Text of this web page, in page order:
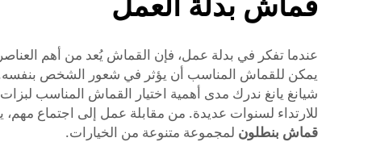
عندما تفكر في بدلة عمل، فإن القماش يُعد من أهم
يمكن للقماش المناسب أن يؤثر في شعور الشخص بنفسه. إن
شيانغ يانغ ندرك مدى أهمية اختيار القماش المناسب
للارتداء لسنوات عديدة. من مقابلة عمل إلى اجتماع
قماش بنطلون لمجموعة متنوعة من الخيارات.